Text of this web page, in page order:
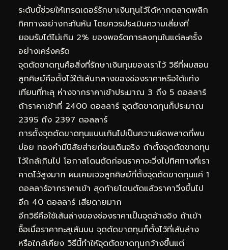
ระดับนี้ช่วยให้เทรดเดอร์รักษาเงินทุนไว้ได้หากตลาดพลิก
ทิศทางอย่างกะทันหัน โดยควรประเมินความเสี่ยงที่
ยอมรับได้ไม่เกิน 2% ของพอร์ตการลงทุนในแต่ละครั้ง
อย่างเคร่งครัด
จุดตัดขาดทุนคือสิ่งที่รักษาเงินทุนของเราไว้ วิธีที่ผมสอน
ลูกศิษย์คือตั้งไว้ใต้เส้นกลางของช่องราคาหรือใต้แท่ง
เทียนที่ทะลุ ห่างจากราคาเข้าประมาณ 3 ถึง 5 ดอลลาร์
ถ้าราคาเข้าที่ 2400 ดอลลาร์ จุดตัดขาดทุนก็ประมาณ
2395 ถึง 2397 ดอลลาร์
การตั้งจุดตัดขาดทุนแนบเกินไปเป็นความผิดพลาดที่พบ
บ่อย ทองคำมีนิสัยส่ายก่อนเดินจริง ถ้าตั้งจุดตัดขาดทุน
ไว้ใกล้เกินไป โอกาสโดนตัดก่อนราคาจะวิ่งไปทิศทางที่เรา
คาดไว้สูงมาก ผมเคยเจอลูกศิษย์ที่ตั้งจุดตัดขาดทุนแค่ 1
ดอลลาร์จากราคาเข้า สุดท้ายโดนตัดแล้วราคาวิ่งขึ้นไป
อีก 40 ดอลลาร์ เสียดายมาก
อีกวิธีคือใช้เส้นล่างของช่องราคาเป็นจุดอ้างอิง ถ้าเข้า
ซื้อเมื่อราคาทะลุเส้นบน จุดตัดขาดทุนก็ตั้งไว้ที่เส้นล่าง
หรือใกล้เคียง วิธีนี้ทำให้จุดตัดขาดทุนกว้างขึ้นแต่